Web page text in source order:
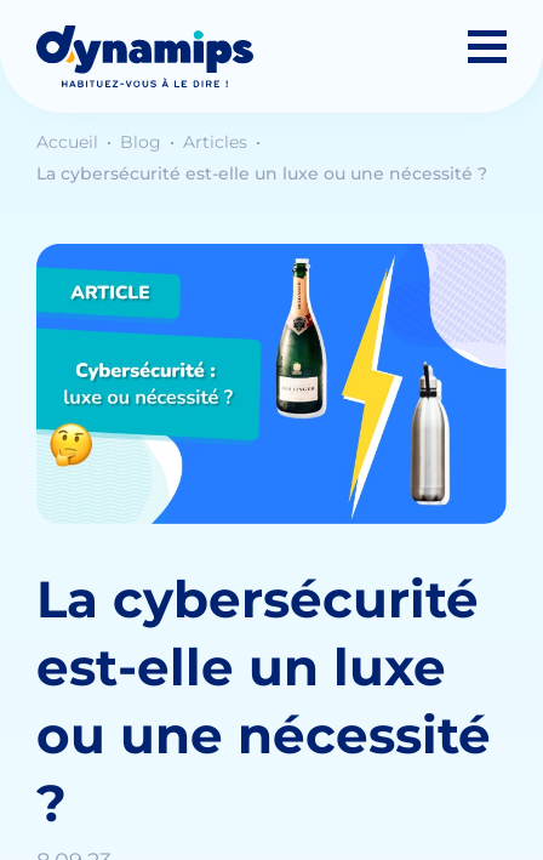
Accueil Blog
Articles
La cybersécurité est-elle un luxe ou une nécessité ?
La cybersécurité
est-elle un luxe
ou une nécessité
?